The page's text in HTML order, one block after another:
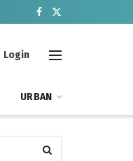
Login
URBAN